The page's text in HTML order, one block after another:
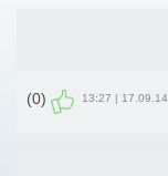
17.09.14 | 13:27
(0)